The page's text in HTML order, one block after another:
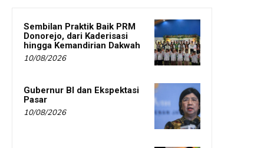
Sembilan Praktik Baik PRM
Donorejo, dari Kaderisasi
hingga Kemandirian Dakwah
10/08/2026
Gubernur BI dan Ekspektasi
Pasar
10/08/2026